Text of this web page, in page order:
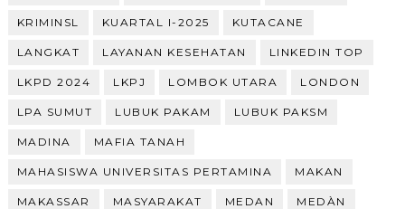
KRIMINSL KUARTAL I-2025 KUTACANE
LANGKAT LAYANAN KESEHATAN LINKEDIN TOP
LKPD 2024 LKPJ LOMBOK UTARA LONDON
LPA SUMUT LUBUK PAKAM LUBUK PAKSM
MADINA MAFIA TANAH
MAHASISWA UNIVERSITAS PERTAMINA MAKAN
MAKASSAR MASYARAKAT MEDAN MEDÀN